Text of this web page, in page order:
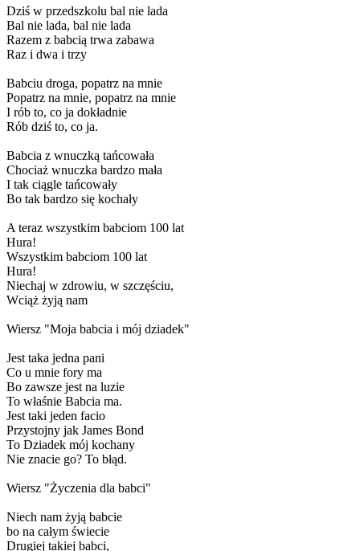
Dziś w przedszkolu bal nie lada
Bal nie lada, bal nie lada
Razem z babcią trwa zabawa
Raz i dwa i trzy
Babciu droga, popatrz na mnie
Popatrz na mnie, popatrz na mnie
I rób to, co ja dokładnie
Rób dziś to, co ja.
Babcia z wnuczką tańcowała
Chociaż wnuczka bardzo mała
I tak ciągle tańcowały
Bo tak bardzo się kochały
A teraz wszystkim babciom 100 lat
Hura!
Wszystkim babciom 100 lat
Hura!
Niechaj w zdrowiu, w szczęściu,
Wciąż żyją nam
Wiersz "Moja babcia i mój dziadek"
Jest taka jedna pani
Co u mnie fory ma
Bo zawsze jest na luzie
To właśnie Babcia ma.
Jest taki jeden facio
Przystojny jak James Bond
To Dziadek mój kochany
Nie znacie go? To błąd.
Wiersz "Życzenia dla babci"
Niech nam żyją babcie
bo na całym świecie
Drugiej takiej babci,